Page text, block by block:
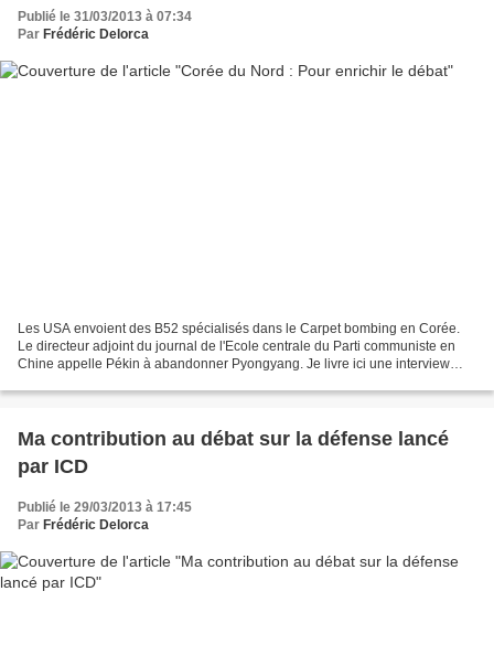
Publié le 31/03/2013 à 07:34
Par Frédéric Delorca
Les USA envoient des B52 spécialisés dans le Carpet bombing en Corée.
Le directeur adjoint du journal de l'Ecole centrale du Parti communiste en
Chine appelle Pékin à abandonner Pyongyang. Je livre ici une interview
Ma contribution au débat sur la défense lancé
par ICD
Publié le 29/03/2013 à 17:45
Par Frédéric Delorca